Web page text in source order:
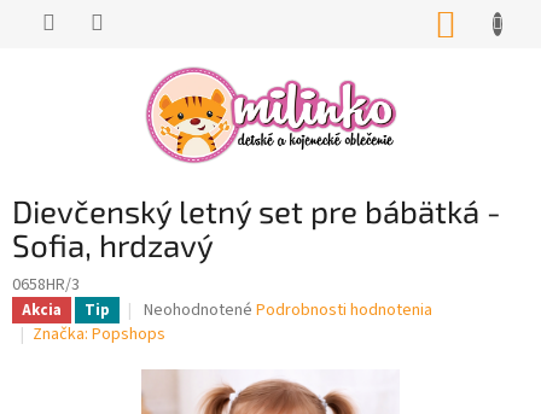
Dievčenský letný set pre bábätká -
Sofia, hrdzavý
0658HR/3
Akcia Tip
Priemerné
hodnotenie
je
0,0
Neohodnotené Podrobnosti hodnotenia
Značka: Popshops